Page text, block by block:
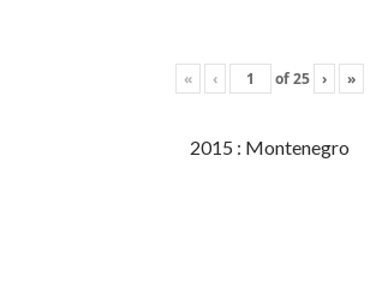
« ‹ of25 › »
2015 : Montenegro